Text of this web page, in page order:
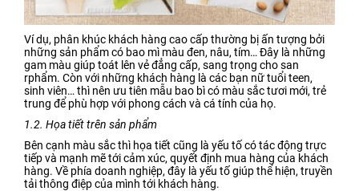
Ví dụ, phân khúc khách hàng cao cấp thường bị ấn tượng bởi
những sản phẩm có bao mì màu đen, nâu, tím… Đây là những
gam màu giúp toát lên vẻ đẳng cấp, sang trọng cho san
rphẩm. Còn với những khách hàng là các bạn nữ tuổi teen,
sinh viên… thì nên ưu tiên mẫu bao bì có màu sắc tươi mới, trẻ
trung để phù hợp với phong cách và cá tính của họ.
1.2. Họa tiết trên sản phẩm
Bên cạnh màu sắc thì họa tiết cũng là yếu tố có tác động trực
tiếp và mạnh mẽ tới cảm xúc, quyết định mua hàng của khách
hàng. Về phía doanh nghiệp, đây là yếu tố giúp thể hiện, truyền
tải thông điệp của mình tới khách hàng.